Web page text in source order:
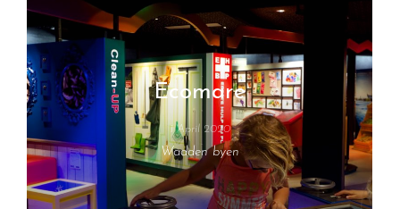
Ecomare
1 April 2020
Wadden byen